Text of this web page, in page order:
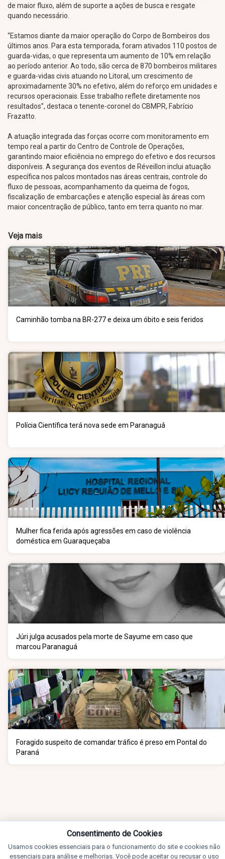
de maior fluxo, além de suporte a ações de busca e resgate
quando necessário.
“Estamos diante da maior operação do Corpo de Bombeiros dos
últimos anos. Para esta temporada, foram ativados 110 postos de
guarda-vidas, o que representa um aumento de 10% em relação
ao período anterior. Ao todo, são cerca de 870 bombeiros militares
e guarda-vidas civis atuando no Litoral, um crescimento de
aproximadamente 30% no efetivo, além do reforço em unidades e
recursos operacionais. Esse trabalho reflete diretamente nos
resultados”, destaca o tenente-coronel do CBMPR, Fabrício
Frazatto.
A atuação integrada das forças ocorre com monitoramento em
tempo real a partir do Centro de Controle de Operações,
garantindo maior eficiência no emprego do efetivo e dos recursos
disponíveis. A segurança dos eventos de Réveillon inclui atuação
específica nos palcos montados nas áreas centrais, controle do
fluxo de pessoas, acompanhamento da queima de fogos,
fiscalização de embarcações e atenção especial às áreas com
maior concentração de público, tanto em terra quanto no mar.
Veja mais
Caminhão tomba na BR-277 e deixa um óbito e seis feridos
Polícia Científica terá nova sede em Paranaguá
Mulher fica ferida após agressões em caso de violência
doméstica em Guaraqueçaba
Júri julga acusados pela morte de Sayume em caso que
marcou Paranaguá
Foragido suspeito de comandar tráfico é preso em Pontal do
Paraná
Consentimento de Cookies
Usamos cookies essenciais para o funcionamento do site e cookies não
essenciais para análise e melhorias. Você pode aceitar ou recusar o uso